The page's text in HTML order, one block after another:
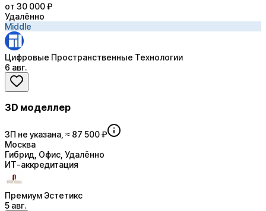
от 30 000 ₽
Удалённо
Middle
Цифровые Пространственные Технологии
6 авг.
3D моделлер
ЗП не указана, ≈ 87 500 ₽
Москва
Гибрид, Офис, Удалённо
ИТ-аккредитация
Премиум Эстетикс
5 авг.